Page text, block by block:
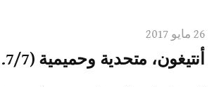
26 مايو 2017
أنتيغون، متحدية وحميمية (7/7. حب)